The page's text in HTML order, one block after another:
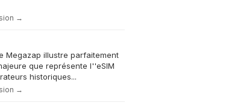
→
Megazap illustre parfaitement
que représente l''eSIM
historiques...
→